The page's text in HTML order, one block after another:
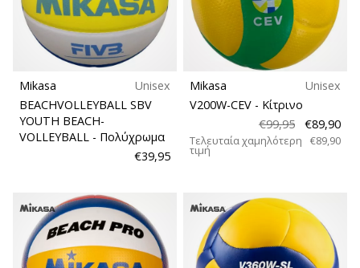
Mikasa
Unisex
BEACHVOLLEYBALL SBV
YOUTH BEACH-
VOLLEYBALL - Πολύχρωμα
€39,95
Mikasa
Unisex
V200W-CEV - Κίτρινο
€99,95
€89,90
Τελευταία χαμηλότερη
τιμή
€89,90